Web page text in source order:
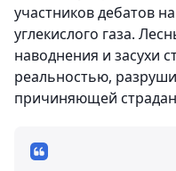
участников дебатов
углекислого газа.
наводнения и засухи
реальностью,
причиняющей